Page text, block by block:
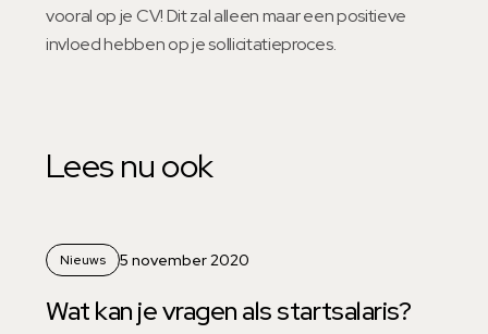
vooral op je CV! Dit zal alleen maar een positieve
invloed hebben op je sollicitatieproces.
Lees nu ook
Nieuws 5 november 2020
Wat kan je vragen als startsalaris?